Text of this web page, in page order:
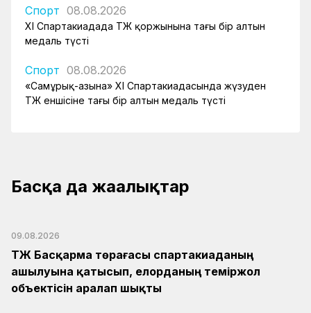
Спорт 08.08.2026
XI Спартакиадада ҚТЖ қоржынына тағы бір алтын
медаль түсті
Спорт 08.08.2026
«Самұрық-Қазына» XI Спартакиадасында жүзуден
ҚТЖ еншісіне тағы бір алтын медаль түсті
Басқа да жаңалықтар
09.08.2026
ҚТЖ Басқарма төрағасы спартакиаданың
ашылуына қатысып, елорданың теміржол
объектісін аралап шықты